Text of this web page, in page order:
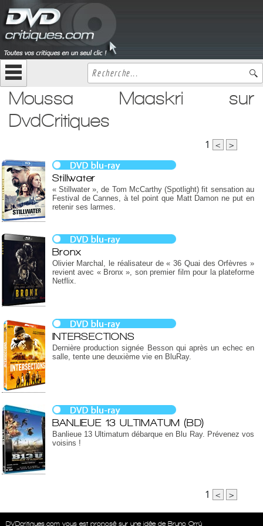
Moussa Maaskri sur
DvdCritiques
1 < >
Stillwater
« Stillwater », de Tom McCarthy (Spotlight) fit sensation au
Festival de Cannes, à tel point que Matt Damon ne put en
retenir ses larmes.
Bronx
Olivier Marchal, le réalisateur de « 36 Quai des Orfèvres »
revient avec « Bronx », son premier film pour la plateforme
Netflix.
INTERSECTIONS
Dernière production signée Besson qui après un echec en
salle, tente une deuxième vie en BluRay.
BANLIEUE 13 ULTIMATUM (BD)
Banlieue 13 Ultimatum débarque en Blu Ray. Prévenez vos
voisins !
1 < >
DVDcritiques.com vous est proposé sur une idée de Bruno Orrú